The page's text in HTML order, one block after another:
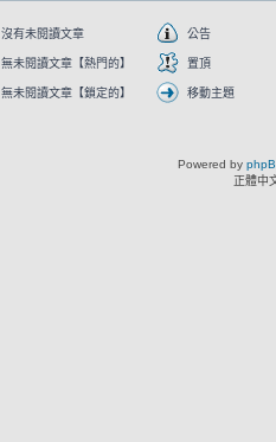
沒有未閱讀文章 公告
無未閱讀文章【熱門的】 置頂
無未閱讀文章【鎖定的】 移動主題
Powered by
正體中